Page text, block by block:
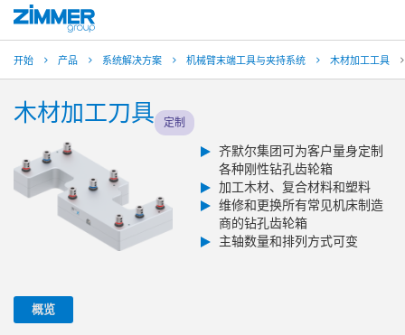
开始 产品 系统解决方案 机械臂末端工具与夹持系统 木材加工工具
木材加工刀具 定制
齐默尔集团可为客户量身定制
各种刚性钻孔齿轮箱
加工木材、复合材料和塑料
维修和更换所有常见机床制造
商的钻孔齿轮箱
主轴数量和排列方式可变
概览